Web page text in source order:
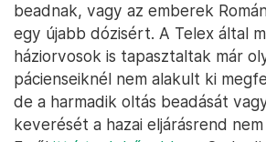
beadnak, vagy az emberek
egy újabb dózisért. A Telex által
háziorvosok is tapasztaltak már
pácienseiknél nem alakult ki
de a harmadik oltás beadását
keverését a hazai eljárásrend